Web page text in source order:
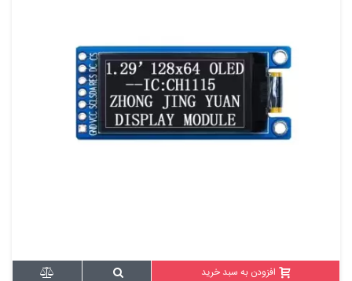
افزودن به سبد خرید